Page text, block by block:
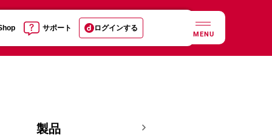
サポート ログインする
MENU
製品